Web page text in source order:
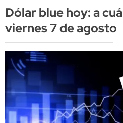
Dólar blue hoy: a
viernes 7 de agosto